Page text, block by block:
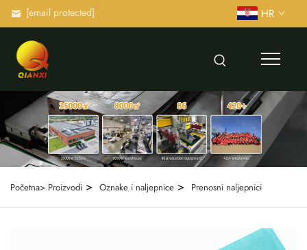
[email protected] HR
Početna> Proizvodi > Oznake i naljepnice > Prenosni naljepnici